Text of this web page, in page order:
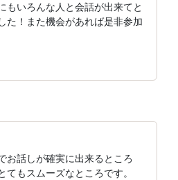
もいろんな人と会話が出来てと
た！また機会があれば是非参加
お話しが確実に出来るところ
てもスムーズなところです。